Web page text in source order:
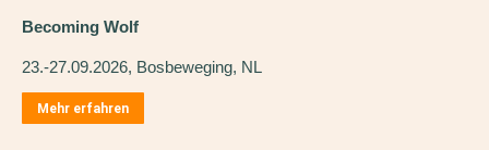
Becoming Wolf
23.-27.09.2026, Bosbeweging, NL
Mehr erfahren